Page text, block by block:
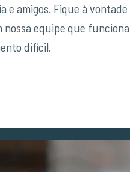
e amigos. Fique à
equipe que funciona
difícil.